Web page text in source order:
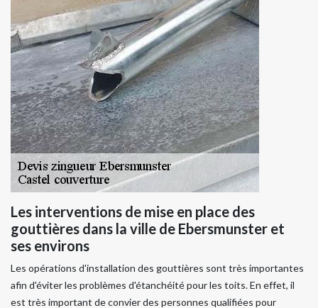
Les interventions de mise en place des
gouttières dans la ville de Ebersmunster et
ses environs
Les opérations d'installation des gouttières sont très importantes
afin d'éviter les problèmes d'étanchéité pour les toits. En effet, il
est très important de convier des personnes qualifiées pour